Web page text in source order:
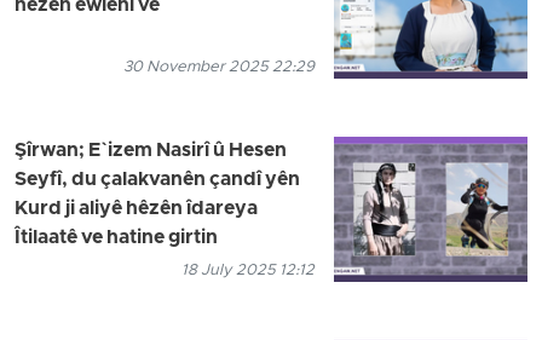
hêzên ewlehî ve
30 November 2025 22:29
Şîrwan; E`izem Nasirî û Hesen
Seyfî, du çalakvanên çandî yên
Kurd ji aliyê hêzên îdareya
Îtilaatê ve hatine girtin
18 July 2025 12:12